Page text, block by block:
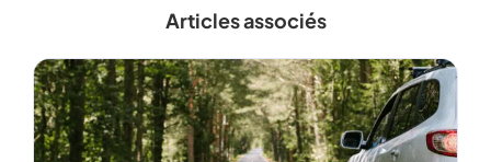
Articles associés